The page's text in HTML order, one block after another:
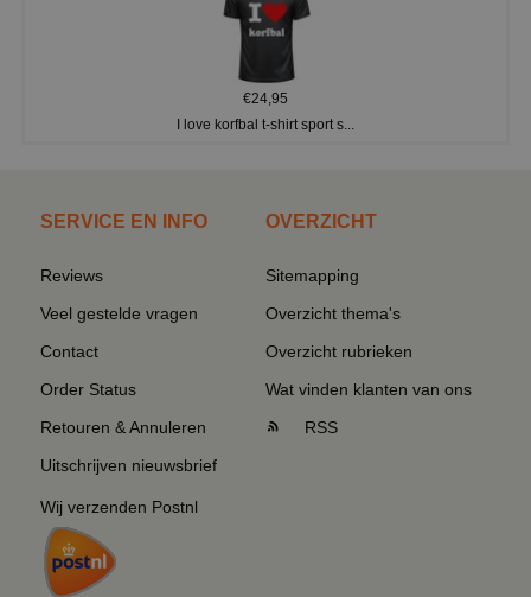
€24,95
I love korfbal t-shirt sport s...
SERVICE EN INFO
Reviews
Veel gestelde vragen
Contact
Order Status
Retouren & Annuleren
Uitschrijven nieuwsbrief
Wij verzenden Postnl
OVERZICHT
Sitemapping
Overzicht thema's
Overzicht rubrieken
Wat vinden klanten van ons
RSS